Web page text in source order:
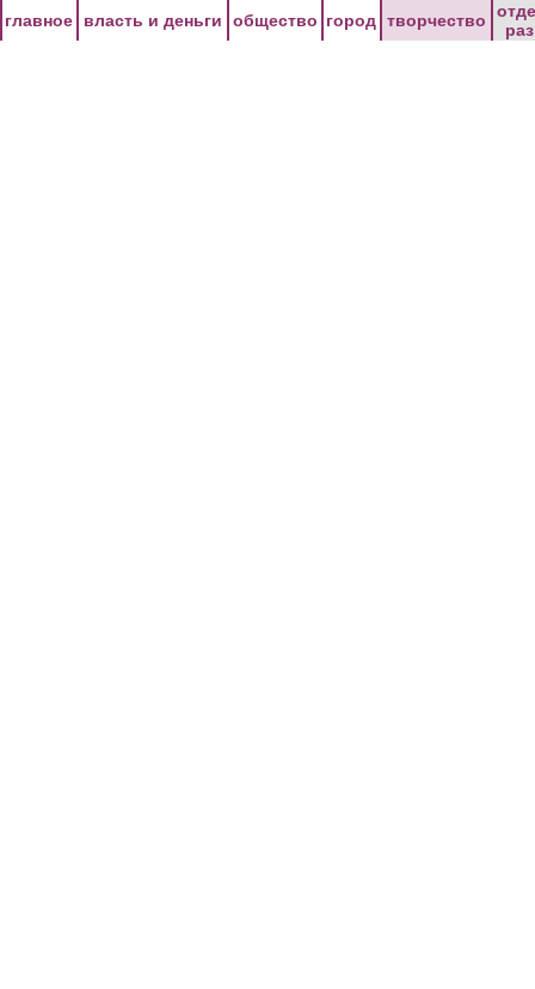
главное власть и деньги общество город творчество